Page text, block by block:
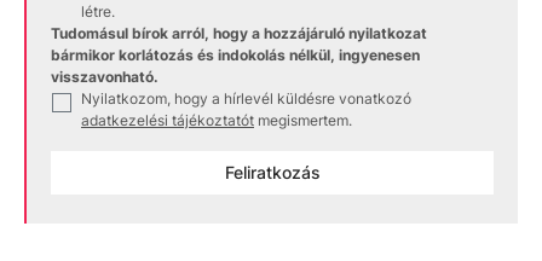
létre.
Tudomásul bírok arról, hogy a hozzájáruló nyilatkozat
bármikor korlátozás és indokolás nélkül, ingyenesen
visszavonható.
Nyilatkozom, hogy a hírlevél küldésre vonatkozó
adatkezelési tájékoztatót megismertem.
Feliratkozás